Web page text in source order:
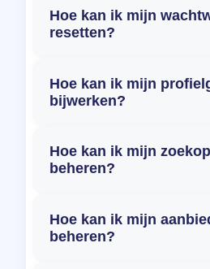
Hoe kan ik mijn
resetten?
Hoe kan ik mijn
bijwerken?
Hoe kan ik mijn
beheren?
Hoe kan ik mijn
beheren?